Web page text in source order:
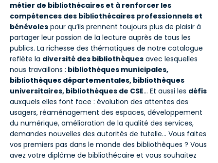
métier de bibliothécaires et à renforcer les
compétences des bibliothécaires professionnels et
bénévoles pour qu’ils prennent toujours plus de plaisir à
partager leur passion de la lecture auprès de tous les
publics. La richesse des thématiques de notre catalogue
reflète la diversité des bibliothèques avec lesquelles
nous travaillons : bibliothèques municipales,
bibliothèques départementales, bibliothèques
universitaires, bibliothèques de CSE… Et aussi les défis
auxquels elles font face : évolution des attentes des
usagers, réaménagement des espaces, développement
du numérique, amélioration de la qualité des services,
demandes nouvelles des autorités de tutelle… Vous faites
vos premiers pas dans le monde des bibliothèques ? Vous
avez votre diplôme de bibliothécaire et vous souhaitez